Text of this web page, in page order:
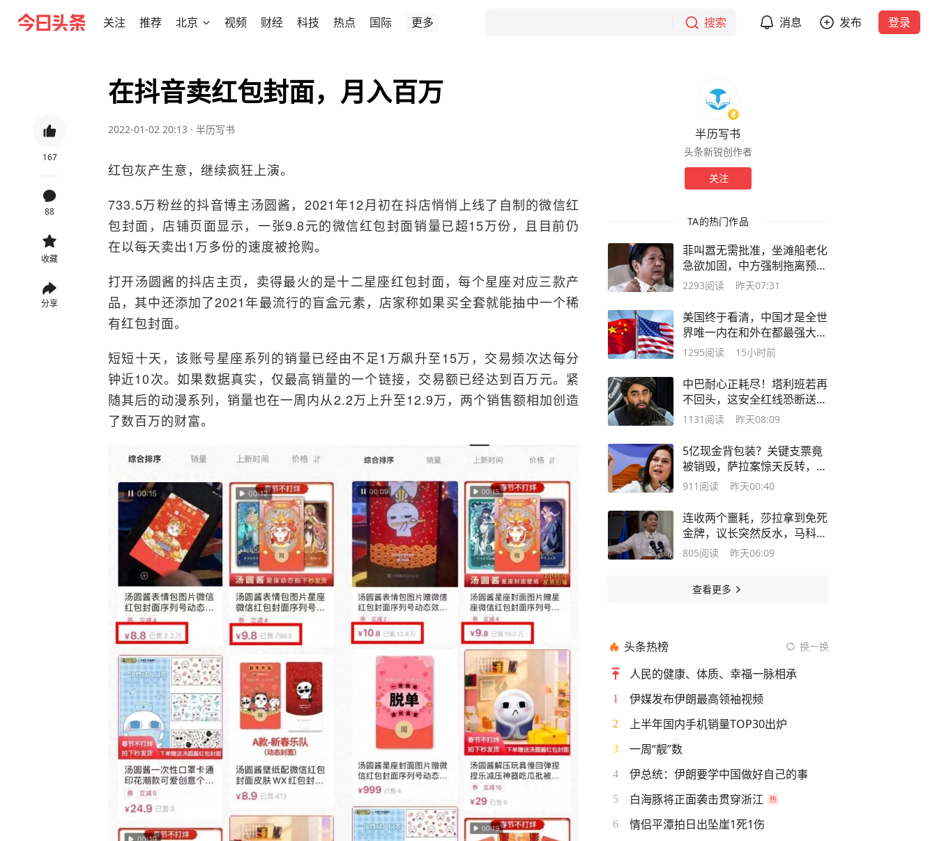
关注 推荐 北京 视频 财经 科技 热点 国际 更多 搜索 消息 发布 登录
167
88
收藏
分享
在抖音卖红包封面，月入百万
2022-01-02 20:13 · 半历写书
红包灰产生意，继续疯狂上演。
733.5万粉丝的抖音博主汤圆酱，2021年12月初在抖店悄悄上线了自制的微信红
包封面，店铺页面显示，一张9.8元的微信红包封面销量已超15万份，且目前仍
在以每天卖出1万多份的速度被抢购。
打开汤圆酱的抖店主页，卖得最火的是十二星座红包封面，每个星座对应三款产
品，其中还添加了2021年最流行的盲盒元素，店家称如果买全套就能抽中一个稀
有红包封面。
短短十天，该账号星座系列的销量已经由不足1万飙升至15万，交易频次达每分
钟近10次。如果数据真实，仅最高销量的一个链接，交易额已经达到百万元。紧
随其后的动漫系列，销量也在一周内从2.2万上升至12.9万，两个销售额相加创造
了数百万的财富。
半历写书
头条新锐创作者
关注
TA的热门作品
菲叫嚣无需批准，坐滩船老化
急欲加固，中方强制拖离预案
释放信号
2293阅读 昨天07:31
美国终于看清，中国才是全世
界唯一内在和外在都最强大的
超级大国
1295阅读 15小时前
中巴耐心正耗尽！塔利班若再
不回头，这安全红线恐断送阿
富汗国运
1131 阅读 昨天08:09
5亿现金背包装？关键支票竟
被销毁，萨拉案惊天反转，马
科斯悬了
911 阅读 昨天00:40
连收两个噩耗，莎拉拿到免死
金牌，议长突然反水，马科斯
输惨了！
805阅读 昨天06:09
查看更多
头条热榜 换一换
人民的健康、体质、幸福一脉相承
1 伊媒发布伊朗最高领袖视频
2 上半年国内手机销量TOP30出炉
3 一周“靓”数
4 伊总统：伊朗要学中国做好自己的事
5 白海豚将正面袭击贯穿浙江
6 情侣平潭拍日出坠崖1死1伤